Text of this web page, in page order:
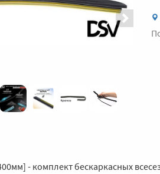
- комплект бескаркасных